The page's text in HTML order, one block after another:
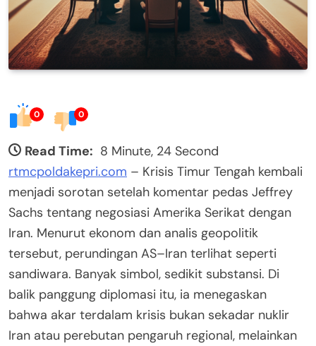
0 0
Read Time: 8 Minute, 24 Second
rtmcpoldakepri.com – Krisis Timur Tengah kembali
menjadi sorotan setelah komentar pedas Jeffrey
Sachs tentang negosiasi Amerika Serikat dengan
Iran. Menurut ekonom dan analis geopolitik
tersebut, perundingan AS–Iran terlihat seperti
sandiwara. Banyak simbol, sedikit substansi. Di
balik panggung diplomasi itu, ia menegaskan
bahwa akar terdalam krisis bukan sekadar nuklir
Iran atau perebutan pengaruh regional, melainkan